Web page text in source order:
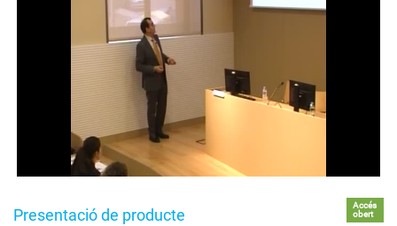
Presentació de producte
Accés
obert